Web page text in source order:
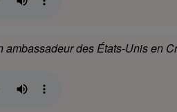
ambassadeur des États-Unis en